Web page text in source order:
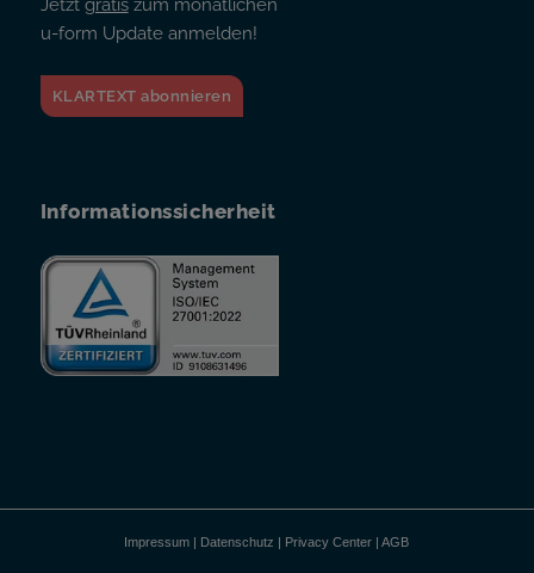
Jetzt gratiszum monatlichen
u-form Update anmelden!
KLARTEXT abonnieren
Informationssicherheit
Impressum | Datenschutz | Privacy Center |AGB